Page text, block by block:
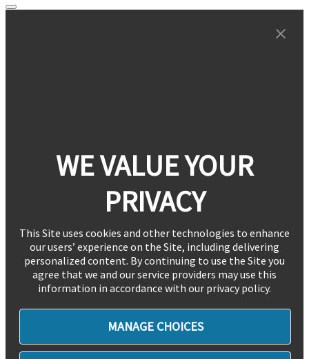
WE VALUE YOUR
PRIVACY
This Site uses cookies and other technologies to enhance
our users’ experience on the Site, including delivering
personalized content. By continuing to use the Site you
agree that we and our service providers may use this
information in accordance with our privacy policy.
MANAGE CHOICES